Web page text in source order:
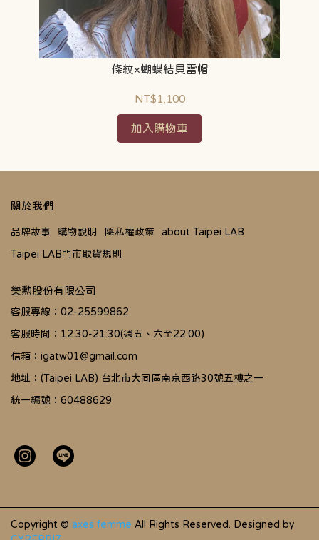
條紋×蝴蝶結貝雷帽
NT$1,100
加入購物車
關於我們
品牌故事 購物說明 隱私權政策
about Taipei LAB
Taipei LAB門市取貨規則
樂勲股份有限公司
客服專線：02-25599862
客服時間：12:30-21:30(週五、六至22:00)
信箱：igatw01@gmail.com
地址：(Taipei LAB) 台北市大同區南京西路30號五樓之一
統一編號：60488629
Copyright © axes femme All Rights Reserved. Designed by